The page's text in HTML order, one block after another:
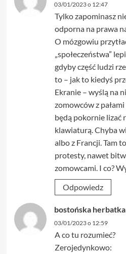
03/01/2023 o 12:47
Tylko zapominasz
odporna na prawa
O mózgowiu
„społeczeństwa”
gdyby część ludzi
to – jak to kiedyś
Ekranie – wyślą na
zomowców z
będą pokornie lizać
klawiaturą. Chyba
albo z Francji. Tam
protesty, nawet
zomowcami. I co?
Odpowiedz
bostońska herbatka
03/01/2023 o 12:59
A co tu rozumieć?
Zerojedynkowo: